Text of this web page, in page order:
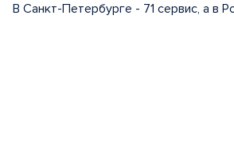
В Санкт-Петербурге - 71 сервис, а в